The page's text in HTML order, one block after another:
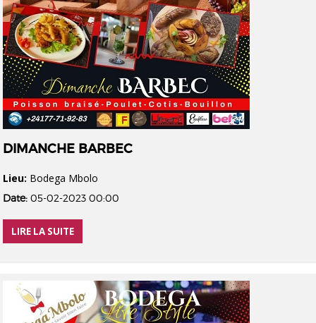
DIMANCHE BARBEC
Lieu: Bodega Mbolo
Date: 05-02-2023 00:00
LIRE LA SUITE